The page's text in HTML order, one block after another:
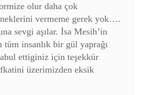
olur daha çok
vermeme gerek yok….
sevgi aşılar. İsa Mesih’in
tüm insanlık bir gül yaprağı
ettiginiz için teşekkür
üzerimizden eksik